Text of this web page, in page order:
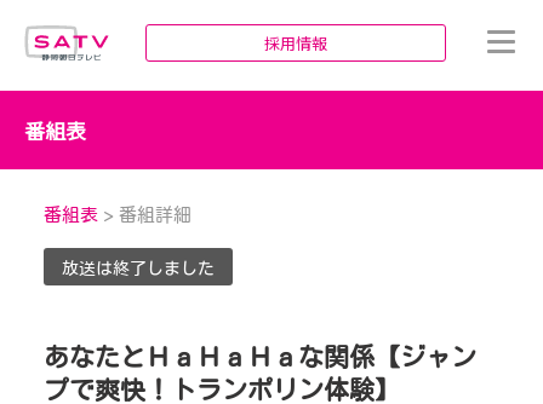
採用情報
番組表
番組表 > 番組詳細
放送は終了しました
あなたとＨａＨａＨａな関係【ジャン
プで爽快！トランポリン体験】